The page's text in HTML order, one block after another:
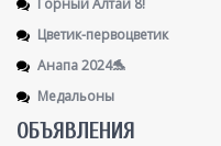
Цветик-первоцветик
Анапа 2024🐬
Медальоны
ОБЪЯВЛЕНИЯ